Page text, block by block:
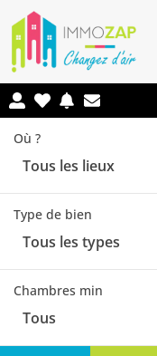
Où ?
Tous les lieux
Type de bien
Tous les types
Chambres min
Tous